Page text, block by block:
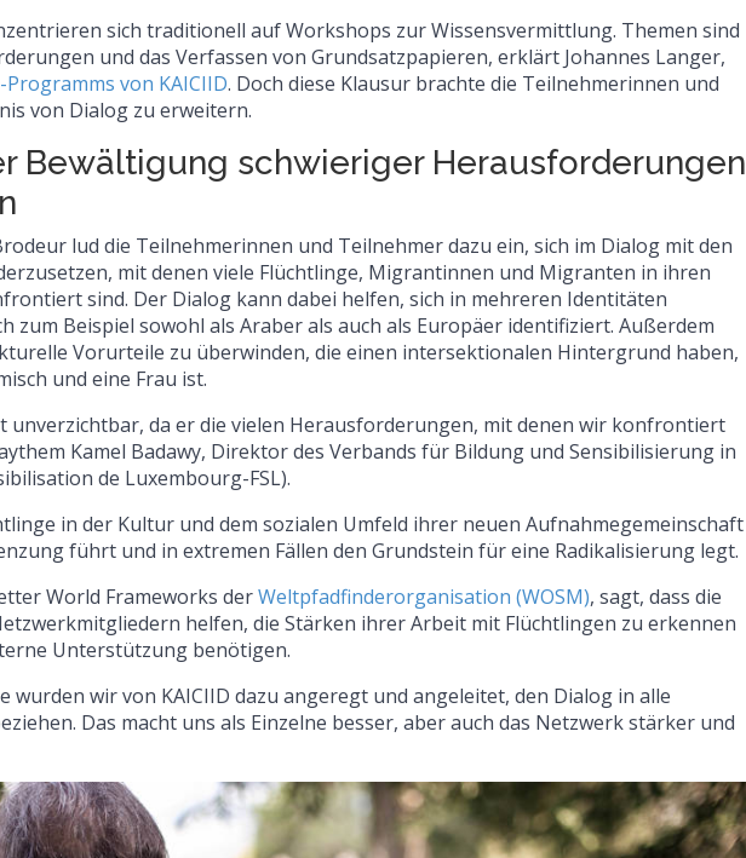
sich traditionell auf Workshops zur Wissensvermittlung. Themen sind
und das Verfassen von Grundsatzpapieren, erklärt Johannes Langer,
Programms von KAICIID. Doch diese Klausur brachte die Teilnehmerinnen und
von Dialog zu erweitern.
Bewältigung schwieriger Herausforderungen
lud die Teilnehmerinnen und Teilnehmer dazu ein, sich im Dialog mit den
mit denen viele Flüchtlinge, Migrantinnen und Migranten in ihren
sind. Der Dialog kann dabei helfen, sich in mehreren Identitäten
zum Beispiel sowohl als Araber als auch als Europäer identifiziert. Außerdem
Vorurteile zu überwinden, die einen intersektionalen Hintergrund haben,
und eine Frau ist.
unverzichtbar, da er die vielen Herausforderungen, mit denen wir konfrontiert
Kamel Badawy, Direktor des Verbands für Bildung und Sensibilisierung in
de Luxembourg-FSL).
in der Kultur und dem sozialen Umfeld ihrer neuen Aufnahmegemeinschaft
führt und in extremen Fällen den Grundstein für eine Radikalisierung legt.
World Frameworks derWeltpfadfinderorganisation (WOSM), sagt, dass die
helfen, die Stärken ihrer Arbeit mit Flüchtlingen zu erkennen
Unterstützung benötigen.
wurden wir von KAICIID dazu angeregt und angeleitet, den Dialog in alle
Das macht uns als Einzelne besser, aber auch das Netzwerk stärker und